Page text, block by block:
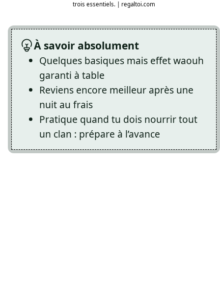
trois essentiels. | regaltoi.com
À savoir absolument
Quelques basiques mais effet waouh
garanti à table
Reviens encore meilleur après une
nuit au frais
Pratique quand tu dois nourrir tout
un clan : prépare à l’avance